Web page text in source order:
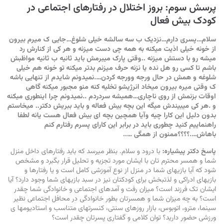
پرسش سوم: بروز اختلال در رفتارهای اجتماعی در
کودک بیش فعال
سلام…پسری دارم…نزدیک ب سه سالشه خیلی شلوغ…جایی ک میرم بیرون
از خونه خیلی اذیت میکنه به همه چی دست میزنه و هر کی از کنارش رد
میشه رو با دستش میزنه ..وقتی پارک میبرمش باید ثانیه ب ثانیه مواظبش
باشم تا کسی رو هل نده یا نزنه حرف میزنم بدتر میکنه تو خونه هم خیلی
شلوغه و همش در حال ورجه وورجه کردن….نمیدونم شایدم از تنهایی باشه
ک وقتی میره بیرون میخاد انرژیشو تخلیه کنه منو مجبور میکنه گاهی
اوقات بزنمش از روی ناچاری…همیشه سردردم ..نمیدونم چرا اینطوری میکنه
و .هر کی میبیندش میگه این بچه بیش فعاله و باید ببریش دکتر.. میخاستم
بدون دلیل این کارا چیه وآیا همچین بچه ای بیش فعال هست یانه لطفا
راهنماییم کنید چطوری باید در برابر این کارای پسرم رفتارم کنم
باهاش….؟؟؟؟ممنون از همگی …..
پاسخ دکتر پیشیاره: با درود و سلام. بنظر میرسد که باید رفتارهای داخل منزل
شما و همسر محترم تان با ایشان مورد تجزیه و تحلیل قرار بگبرد و مشخص
شود که آیا بازیهای شما در منزل از نوع آموزشی کامل است و یا رفتارها و
بازیهای ادراکی و لذتبخش برای کودکتان نیز در سبد بازیهای شما وجود دارد؟ آیا
ایشان تک فرزند است؟ میزان رفت و آمدهای اجتماعی و خانوادگی شما چقدر
است؟ به چه میزان شما و همسرتان بطور خانوادگی در محافل اجتماعی نظیر
سینما، مترو، اتوبوس، بازار روزهای سنتی، کنسرتهای متناسب و استادیومها ی
ورزشی حضور دارید؟ توان کلامی و گفتاری پسرتان چقدر است؟